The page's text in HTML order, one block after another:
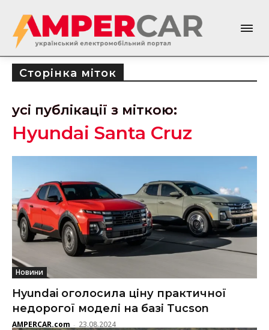
Сторінка міток
усі публікації з міткою:
Hyundai Santa Cruz
Новини
Hyundai оголосила ціну практичної
недорогої моделі на базі Tucson
AMPERCAR.com - 23.08.2024